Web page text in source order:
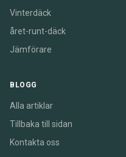
Vinterdäck
året-runt-däck
Jämförare
BLOGG
Alla artiklar
Tillbaka till sidan
Kontakta oss